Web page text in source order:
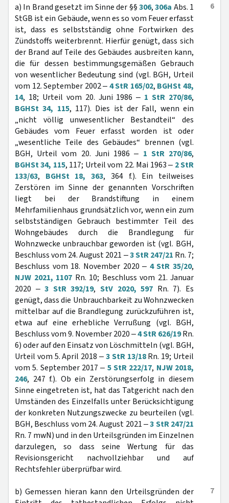
6
a) In Brand gesetzt im Sinne der §§306,306a Abs. 1
StGB ist ein Gebäude, wenn es so vom Feuer erfasst
ist, dass es selbstständig ohne Fortwirken des
Zündstoffs weiterbrennt. Hierfür genügt, dass sich
der Brand auf Teile des Gebäudes ausbreiten kann,
die für dessen bestimmungsgemäßen Gebrauch
von wesentlicher Bedeutung sind (vgl. BGH, Urteil
vom 12. September 2002 ‒4 StR 165/02, BGHSt 48,
14, 18; Urteil vom 20. Juni 1986 ‒ 1 StR 270/86,
BGHSt 34, 115, 117). Dies ist der Fall, wenn ein
„nicht völlig unwesentlicher Bestandteil“ des
Gebäudes vom Feuer erfasst worden ist oder
„wesentliche Teile des Gebäudes“ brennen (vgl.
BGH, Urteil vom 20. Juni 1986 ‒ 1 StR 270/86,
BGHSt 34, 115, 117; Urteil vom 22. Mai 1963 ‒ 2 StR
133/63, BGHSt 18, 363, 364 f.). Ein teilweises
Zerstören im Sinne der genannten Vorschriften
liegt bei der Brandstiftung in einem
Mehrfamilienhaus grundsätzlich vor, wenn ein zum
selbstständigen Gebrauch bestimmter Teil des
Wohngebäudes durch die Brandlegung für
Wohnzwecke unbrauchbar geworden ist (vgl. BGH,
Beschluss vom 24. August 2021 ‒3 StR 247/21 Rn. 7;
Beschluss vom 18. November 2020 ‒ 4 StR 35/20,
NJW 2021, 1107 Rn. 10; Beschluss vom 21. Januar
2020 ‒3 StR 392/19,StV 2020, 597 Rn. 7). Es
genügt, dass die Unbrauchbarkeit zu Wohnzwecken
mittelbar auf die Brandlegung zurückzuführen ist,
etwa auf eine erhebliche Verrußung (vgl. BGH,
Beschluss vom 9. November 2020 ‒4 StR 626/19Rn.
6) oder auf den Einsatz von Löschmitteln (vgl. BGH,
Urteil vom 5. April 2018 ‒3 StR 13/18Rn. 19; Urteil
vom 5. September 2017 ‒ 5 StR 222/17, NJW 2018,
246, 247 f.). Ob ein Zerstörungserfolg in diesem
Sinne eingetreten ist, hat das Tatgericht nach den
Umständen des Einzelfalls unter Berücksichtigung
der konkreten Nutzungszwecke zu beurteilen (vgl.
BGH, Beschluss vom 24. August 2021 ‒3 StR 247/21
Rn. 7 mwN) und in den Urteilsgründen im Einzelnen
darzulegen, so dass seine Wertung für das
Revisionsgericht nachvollziehbar und auf
Rechtsfehler überprüfbar wird.
7
b) Gemessen hieran kann den Urteilsgründen der